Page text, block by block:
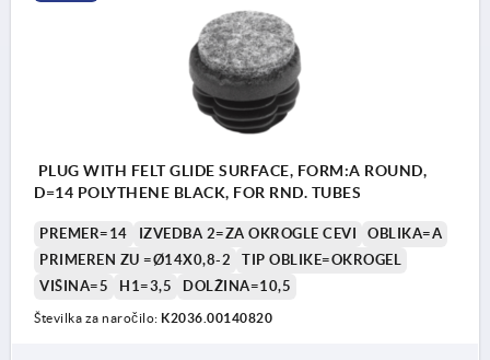
PLUG WITH FELT GLIDE SURFACE, FORM:A ROUND,
D=14 POLYTHENE BLACK, FOR RND. TUBES
PREMER=14 IZVEDBA 2=ZA OKROGLE CEVI
OBLIKA=A
PRIMEREN ZU =Ø14X0,8-2
TIP OBLIKE=OKROGEL
VIŠINA=5
H1=3,5 DOLŽINA=10,5
Številka za naročilo: K2036.00140820